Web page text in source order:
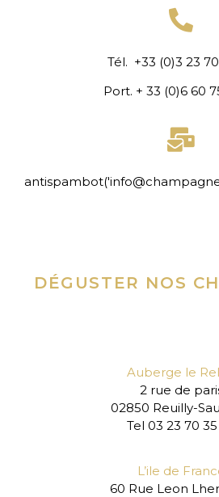
Tél. +33 (0)3 23
Port. + 33 (0)6 60
DÉGUSTER NOS
Auberge le
2 rue de
02850 Reuilly-
Tel 03 23 70
L’ile de
60 Rue Leon